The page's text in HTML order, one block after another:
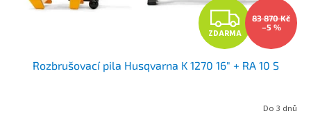
Z
D
A
ZDARMA
83 870 Kč
–5 %
Rozbrušovací pila Husqvarna K 1270 16" + RA 10 S
Do 3 dnů